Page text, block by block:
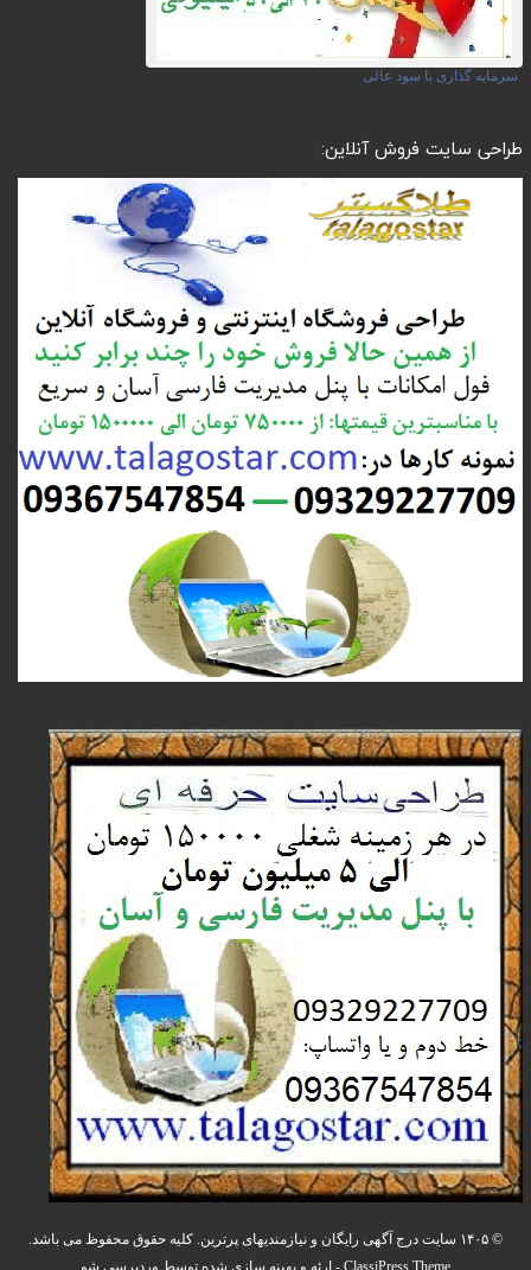
سرمایه گذاری با سود عالی
طراحی سایت فروش آنلاین:
© ۱۴۰۵ سایت درج آگهی رایگان و نیازمندیهای پرترین. کلیه حقوق محفوظ می باشد.
ClassiPress Theme - ارئه و بهینه سازی شده توسط وردپرسی شو